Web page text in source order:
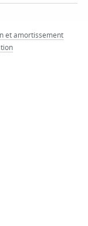
et amortissement